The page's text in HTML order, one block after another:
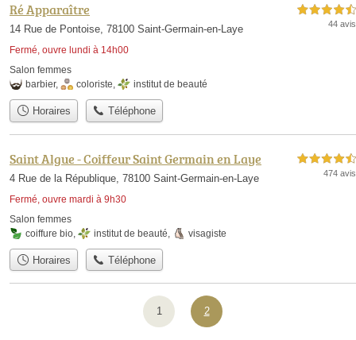
Ré Apparaître
14 Rue de Pontoise, 78100 Saint-Germain-en-Laye
Fermé, ouvre lundi à 14h00
4,5 étoiles sur 5
44 avis
Salon femmes
barbier, coloriste, institut de beauté
Horaires Téléphone
Saint Algue - Coiffeur Saint Germain en Laye
4 Rue de la République, 78100 Saint-Germain-en-Laye
Fermé, ouvre mardi à 9h30
4,5 étoiles sur 5
474 avis
Salon femmes
coiffure bio
institut de beauté visagiste
Horaires Téléphone
1 2